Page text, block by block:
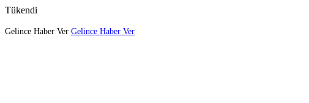
Tükendi
Gelince Haber Ver Gelince Haber Ver